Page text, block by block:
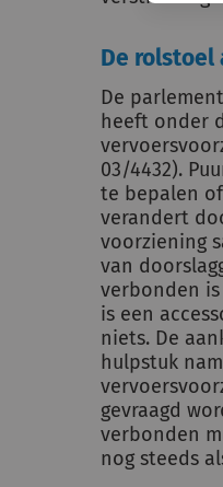
De rolstoel
De
heeft onder
03/4432).
te bepalen
verandert
voorziening
van
verbonden
is een
niets. De
hulpstuk
gevraagd
verbonden
nog steeds